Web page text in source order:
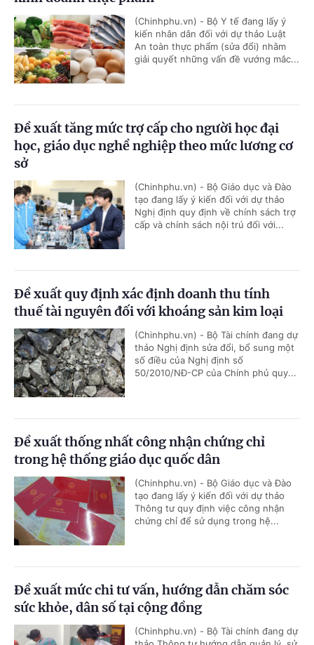
(Chinhphu.vn) - Bộ Y tế đang lấy ý
kiến nhân dân đối với dự thảo Luật
An toàn thực phẩm (sửa đổi) nhằm
giải quyết những vấn đề vướng mắc...
Đề xuất tăng mức trợ cấp cho người học đại
học, giáo dục nghề nghiệp theo mức lương cơ
sở
(Chinhphu.vn) - Bộ Giáo dục và Đào
tạo đang lấy ý kiến đối với dự thảo
Nghị định quy định về chính sách trợ
cấp và chính sách nội trú đối với...
Đề xuất quy định xác định doanh thu tính
thuế tài nguyên đối với khoáng sản kim loại
(Chinhphu.vn) - Bộ Tài chính đang dự
thảo Nghị định sửa đổi, bổ sung một
số điều của Nghị định số
50/2010/NĐ-CP của Chính phủ quy...
Đề xuất thống nhất công nhận chứng chỉ
trong hệ thống giáo dục quốc dân
(Chinhphu.vn) - Bộ Giáo dục và Đào
tạo đang lấy ý kiến đối với dự thảo
Thông tư quy định việc công nhận
chứng chỉ để sử dụng trong hệ...
Đề xuất mức chi tư vấn, hướng dẫn chăm sóc
sức khỏe, dân số tại cộng đồng
(Chinhphu.vn) - Bộ Tài chính đang dự